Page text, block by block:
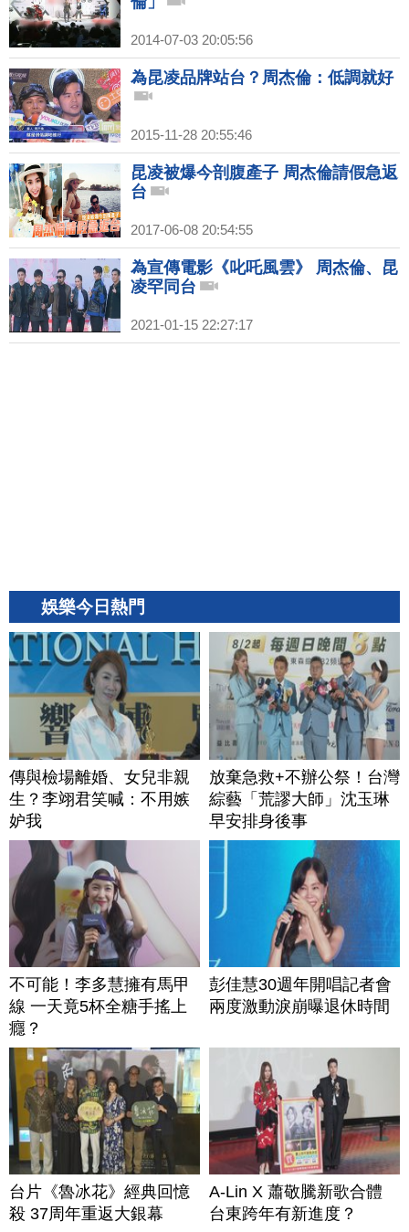
2014-07-03 20:05:56
為昆凌品牌站台？周杰倫：低調就好
2015-11-28 20:55:46
昆凌被爆今剖腹產子 周杰倫請假急返
台
2017-06-08 20:54:55
為宣傳電影《叱吒風雲》 周杰倫、昆
凌罕同台
2021-01-15 22:27:17
娛樂今日熱門
傳與檢場離婚、女兒非親
生？李翊君笑喊：不用嫉
妒我
放棄急救+不辦公祭！台灣
綜藝「荒謬大師」沈玉琳
早安排身後事
不可能！李多慧擁有馬甲
線 一天竟5杯全糖手搖上
癮？
彭佳慧30週年開唱記者會
兩度激動淚崩曝退休時間
台片《魯冰花》經典回憶
殺 37周年重返大銀幕
A-Lin X 蕭敬騰新歌合體
台東跨年有新進度？